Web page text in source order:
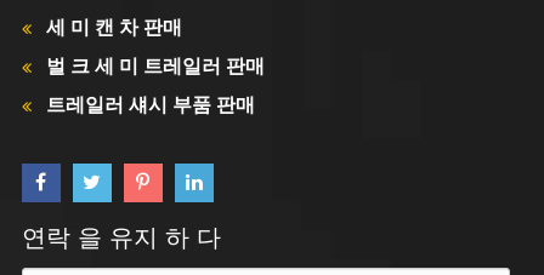
세 미 캔 차 판매
벌 크 세 미 트레일러 판매
트레일러 섀시 부품 판매
연락 을 유지 하 다